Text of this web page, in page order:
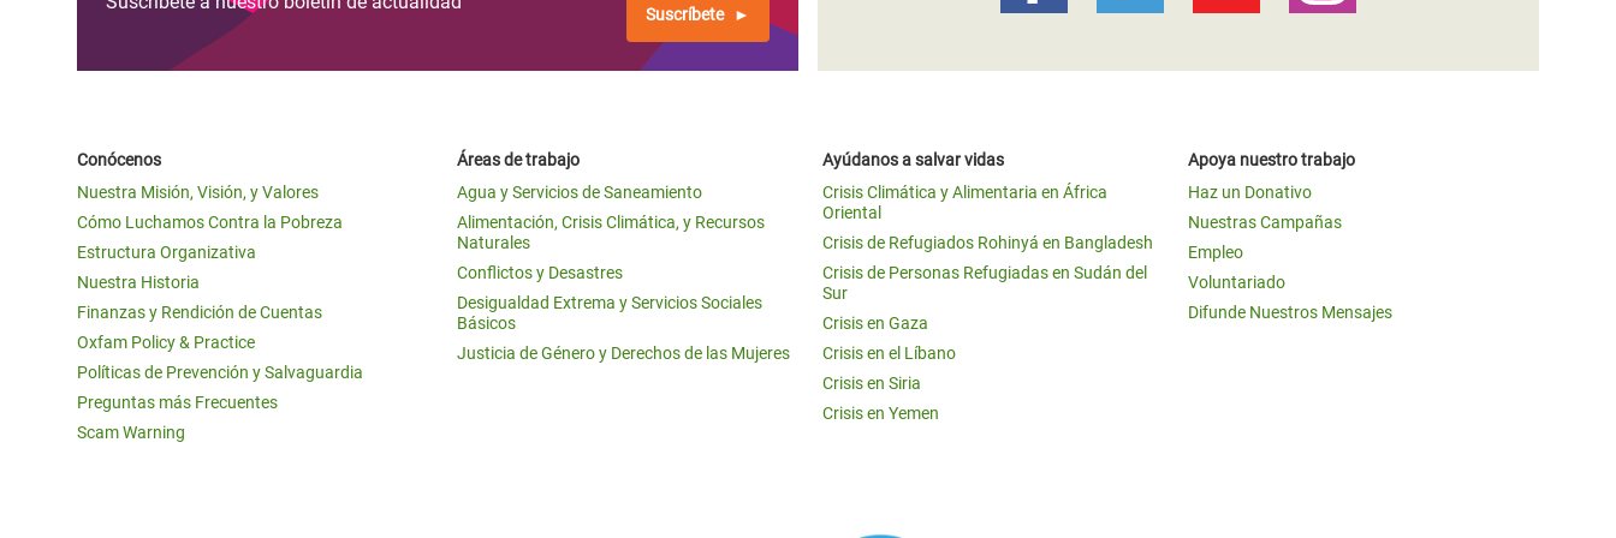
Suscríbete
Conócenos
Nuestra Misión, Visión, y Valores
Cómo Luchamos Contra la Pobreza
Estructura Organizativa
Nuestra Historia
Finanzas y Rendición de Cuentas
Oxfam Policy & Practice
Políticas de Prevención y Salvaguardia
Preguntas más Frecuentes
Scam Warning
Áreas de trabajo
Agua y Servicios de Saneamiento
Alimentación, Crisis Climática, y Recursos
Naturales
Conflictos y Desastres
Desigualdad Extrema y Servicios Sociales
Básicos
Justicia de Género y Derechos de las Mujeres
Ayúdanos a salvar vidas
Crisis Climática y Alimentaria en África
Oriental
Crisis de Refugiados Rohinyá en Bangladesh
Crisis de Personas Refugiadas en Sudán del
Sur
Crisis en Gaza
Crisis en el Líbano
Crisis en Siria
Crisis en Yemen
Apoya nuestro trabajo
Haz un Donativo
Nuestras Campañas
Empleo
Voluntariado
Difunde Nuestros Mensajes